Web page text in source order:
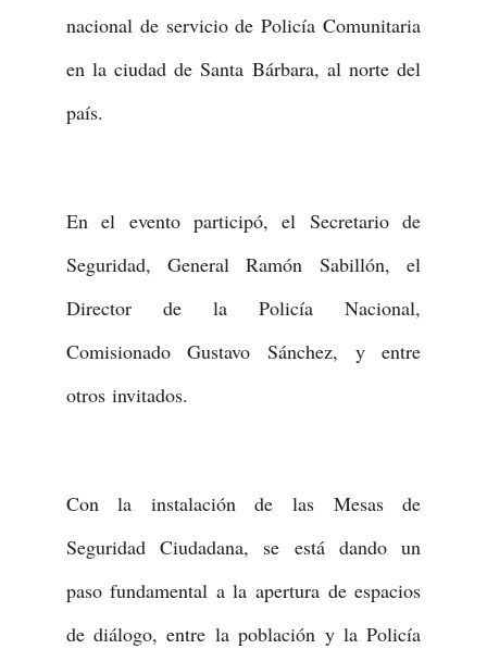
nacional de servicio de Policía Comunitaria
en la ciudad de Santa Bárbara, al norte del
país.
En el evento participó, el Secretario de
Seguridad, General Ramón Sabillón, el
Director de la Policía Nacional,
Comisionado Gustavo Sánchez, y entre
otros invitados.
Con la instalación de las Mesas de
Seguridad Ciudadana, se está dando un
paso fundamental a la apertura de espacios
de diálogo, entre la población y la Policía